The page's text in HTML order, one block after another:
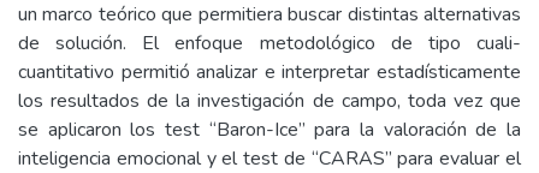
un marco teórico que permitiera buscar distintas alternativas
de solución. El enfoque metodológico de tipo cuali-
cuantitativo permitió analizar e interpretar estadísticamente
los resultados de la investigación de campo, toda vez que
se aplicaron los test ‘‘Baron-Ice’’ para la valoración de la
inteligencia emocional y el test de ‘‘CARAS’’ para evaluar el